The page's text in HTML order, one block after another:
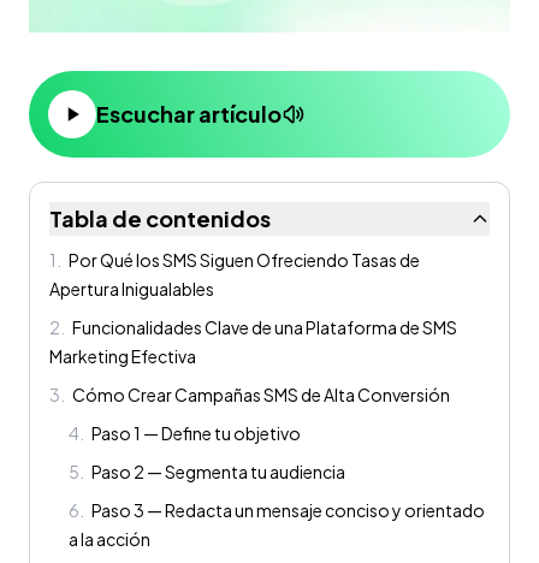
Escuchar artículo
Tabla de contenidos
1
Por Qué los SMS Siguen Ofreciendo Tasas de
Apertura Inigualables
2
Funcionalidades Clave de una Plataforma de SMS
Marketing Efectiva
3
Cómo Crear Campañas SMS de Alta Conversión
4
Paso 1 — Define tu objetivo
5
Paso 2 — Segmenta tu audiencia
6
Paso 3 — Redacta un mensaje conciso y orientado
a la acción